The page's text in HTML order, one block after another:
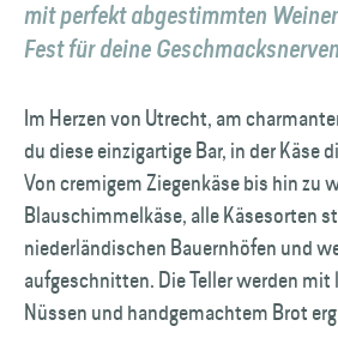
mit perfekt abgestimmten
Fest für deine
Im Herzen von Utrecht, am
du diese einzigartige Bar, in der Käse
Von cremigem Ziegenkäse bis hin zu
Blauschimmelkäse, alle Käsesorten
niederländischen Bauernhöfen und
aufgeschnitten. Die Teller werden
Nüssen und handgemachtem Brot